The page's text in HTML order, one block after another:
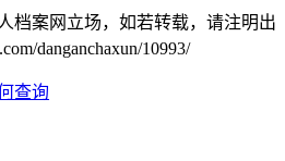
档案网立场，如若转载，请注明出
danganchaxun/10993/
查询